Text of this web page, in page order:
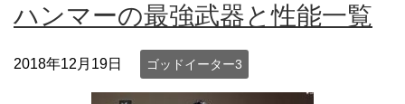
ハンマーの最強武器と性能一覧
2018年12月19日 ゴッドイーター3